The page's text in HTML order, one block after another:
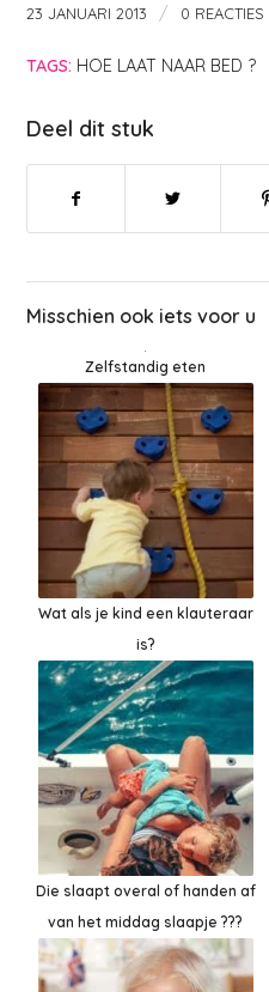
23 JANUARI 2013 / 0 REACTIES
TAGS: HOE LAAT NAAR BED ?
Deel dit stuk
Misschien ook iets voor u
Zelfstandig eten
Wat als je kind een klauteraar
is?
Die slaapt overal of handen af
van het middag slaapje ???